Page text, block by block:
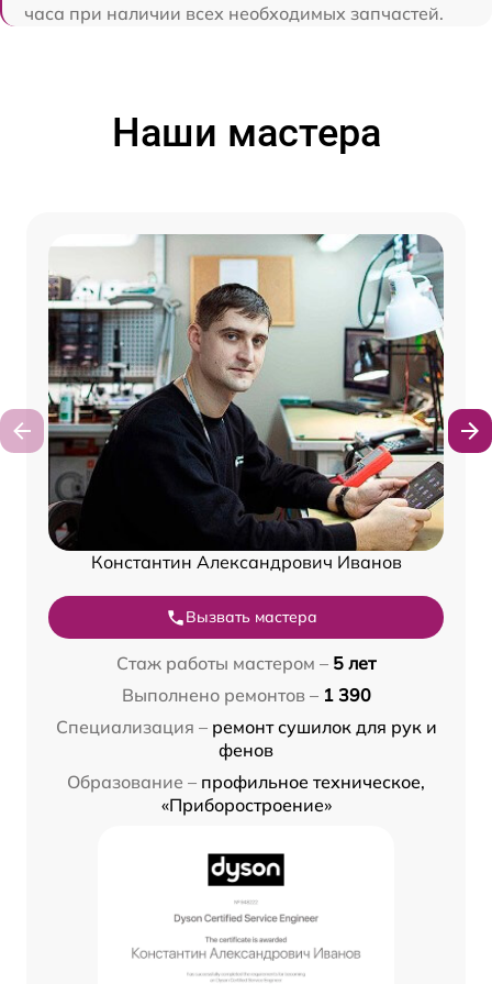
часа при наличии всех необходимых запчастей.
Наши мастера
Константин Александрович Иванов
Вызвать мастера
Стаж работы мастером – 5 лет
Выполнено ремонтов – 1 390
Специализация – ремонт сушилок для рук и
фенов
Образование – профильное техническое,
«Приборостроение»